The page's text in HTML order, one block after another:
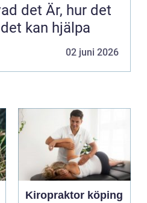
kan hjälpa
02 juni 2026
Kiropraktor köping